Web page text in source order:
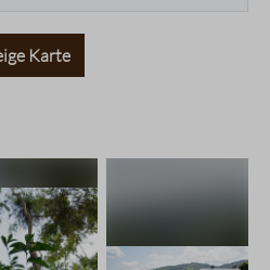
Karte